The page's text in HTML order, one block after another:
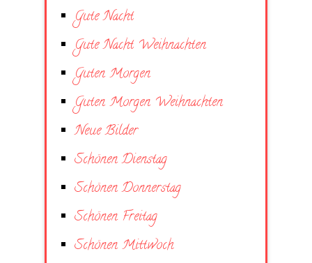
Gute Nacht
Gute Nacht Weihnachten
Guten Morgen
Guten Morgen Weihnachten
Neue Bilder
Schönen Dienstag
Schönen Donnerstag
Schönen Freitag
Schönen Mittwoch